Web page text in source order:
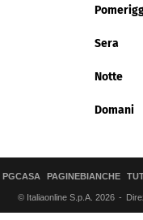
Sera
Notte
Domani
PGCASA PAGINEBIANCHE
© Italiaonline S.p.A. 2026